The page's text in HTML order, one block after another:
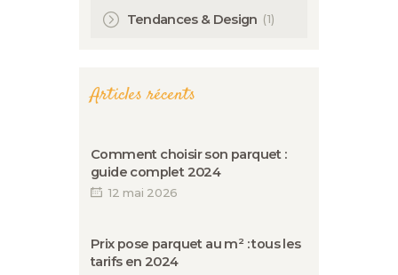
Tendances & Design (1)
Articles récents
Comment choisir son parquet :
guide complet 2024
12 mai 2026
Prix pose parquet au m² : tous les
tarifs en 2024